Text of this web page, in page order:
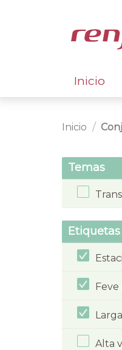
Inicio
Inicio
Temas
Etiquetas
Feve
Alta